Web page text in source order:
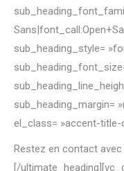
sub_heading_style=
sub_heading_margin=
el_class= »accent-
Restez en contact
[/